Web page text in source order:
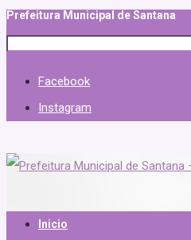
Prefeitura Municipal de Santana
Facebook
Instagram
Inicio